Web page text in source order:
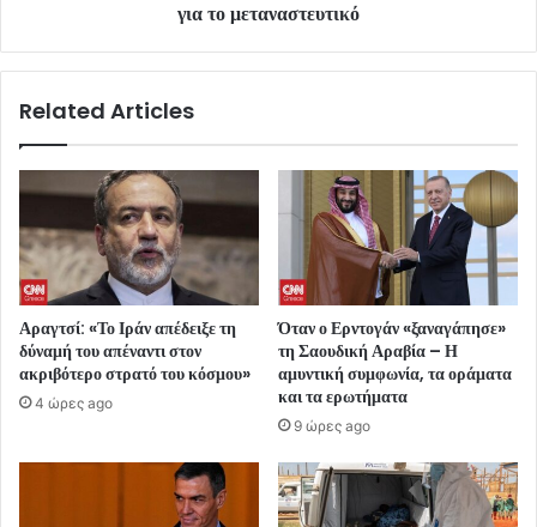
για το μεταναστευτικό
Related Articles
Αραγτσί: «Το Ιράν απέδειξε τη
δύναμή του απέναντι στον
ακριβότερο στρατό του κόσμου»
4 ώρες ago
Όταν ο Ερντογάν «ξαναγάπησε»
τη Σαουδική Αραβία – Η
αμυντική συμφωνία, τα οράματα
και τα ερωτήματα
9 ώρες ago